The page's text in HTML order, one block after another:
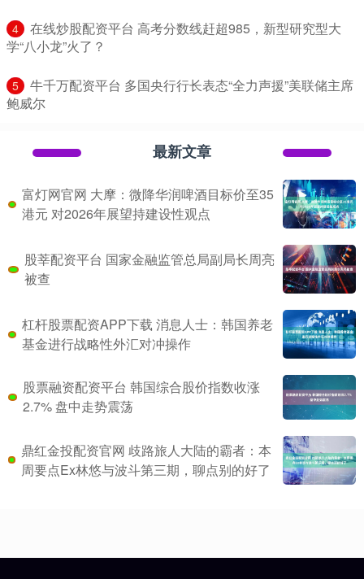
4
​在线炒股配资平台 高考分数线赶超985，新型研究型大
学“八小龙”火了？
5
​牛千万配资平台 多国央行行长表态“全力声援”美联储主席
鲍威尔
最新文章
富灯网官网 大摩：微降华润啤酒目标价至35
港元 对2026年展望持建设性观点
股莘配资平台 国家金融监管总局副局长周亮
被查
杠杆股票配资APP下载 消息人士：韩国养老
基金进行战略性外汇对冲操作
股票融资配资平台 韩国综合股价指数收涨
2.7% 盘中走势震荡
鼎红金投配资官网 歧路旅人大陆的霸者：本
周要点Ex林悠与波斗第三期，聊点别的好了